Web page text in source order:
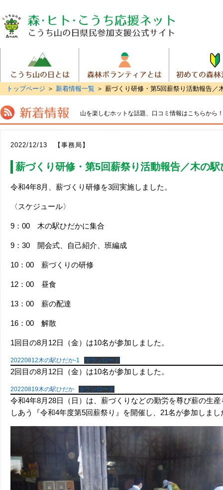
トップページ ＞ 新着情報一覧 ＞ 薪づくり研修・第5回薪祭り活動報告／
山を楽しむホットな話題、 口コミ情報はこちらから！
2022/12/13 【事務局】
薪づくり研修・第5回薪祭り活動報告／木の駅
令和4年8月、薪づくり研修を3回実施しました。
〈スケジュール〉
9：00 木の駅ひだかに集合
9：30 開会式、自己紹介、班編成
10：00 薪づくりの研修
12：00 昼食
13：00 薪の配達
16：00 解散
1回目の8月12日（金）は10名が参加しました。
20220812木の駅ひだか-1 ダウンロード
2回目の8月12日（金）は10名が参加しました。
20220819木の駅ひだか ダウンロード
令和4年8月28日（日）は、薪づくりなどの勤労を尊び薪の生
しあう『令和4年度第5回薪祭り』を開催し、21名が参加しまし